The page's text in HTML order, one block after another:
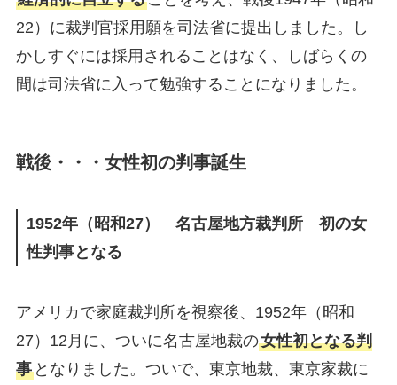
22）に裁判官採用願を司法省に提出しました。し
かしすぐには採用されることはなく、しばらくの
間は司法省に入って勉強することになりました。
戦後・・・女性初の判事誕生
1952年（昭和27） 名古屋地方裁判所 初の女
性判事となる
アメリカで家庭裁判所を視察後、1952年（昭和
27）12月に、ついに名古屋地裁の女性初となる判
事となりました。ついで、東京地裁、東京家裁に